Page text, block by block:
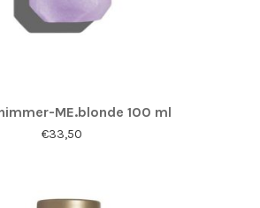
ME.blonde 100 ml
€33,50